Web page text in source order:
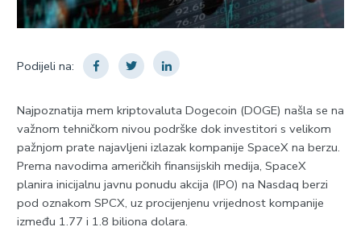
Podijeli na:
​Najpoznatija mem kriptovaluta Dogecoin (DOGE) našla se na
važnom tehničkom nivou podrške dok investitori s velikom
pažnjom prate najavljeni izlazak kompanije SpaceX na berzu.
Prema navodima američkih finansijskih medija, SpaceX
planira inicijalnu javnu ponudu akcija (IPO) na Nasdaq berzi
pod oznakom SPCX, uz procijenjenu vrijednost kompanije
između 1.77 i 1.8 biliona dolara.